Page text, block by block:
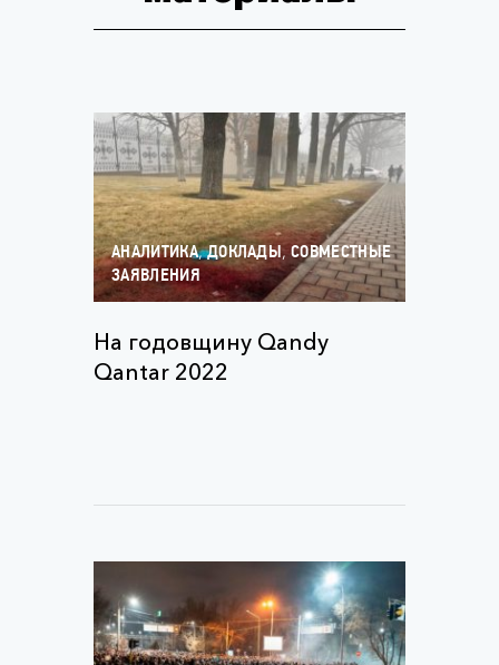
АНАЛИТИКА,ДОКЛАДЫ,СОВМЕСТНЫЕ
ЗАЯВЛЕНИЯ
На годовщину Qandy
Qantar 2022